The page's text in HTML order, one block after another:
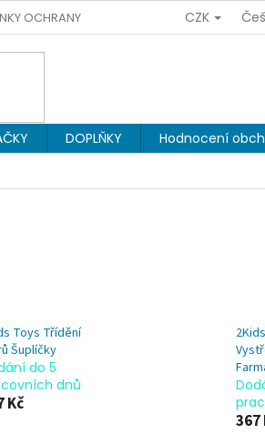
OCHRANY OSOBNÍCH ÚDAJŮCZK
DOPLŇKY Hodnocení
Toys Třídění
Šuplíčky
do 5
dnů
Kč
367